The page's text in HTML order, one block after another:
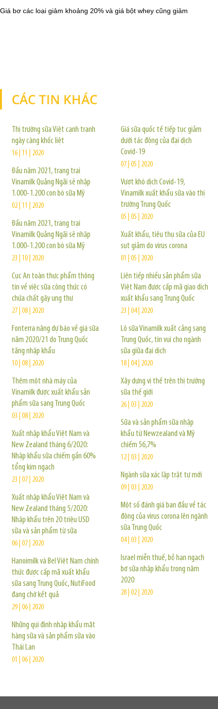
Giá bơ các loại giảm khoảng 20% và giá bột whey cũng giảm
CÁC TIN KHÁC
Thị trường sữa Việt cạnh tranh
ngày càng khốc liệt
16 | 11 | 2020
Đầu năm 2021, trang trại
Vinamilk Quảng Ngãi sẽ nhập
1.000-1.200 con bò sữa Mỹ
02 | 11 | 2020
Đầu năm 2021, trang trại
Vinamilk Quảng Ngãi sẽ nhập
1.000-1.200 con bò sữa Mỹ
23 | 10 | 2020
Cục An toàn thực phẩm thông
tin về việc sữa công thức có
chứa chất gây ung thư
27 | 08 | 2020
Fonterra nâng dự báo về giá sữa
năm 2020/21 do Trung Quốc
tăng nhập khẩu
10 | 08 | 2020
Thêm một nhà máy của
Vinamilk được xuất khẩu sản
phẩm sữa sang Trung Quốc
03 | 08 | 2020
Xuất nhập khẩu Việt Nam và
New Zealand tháng 6/2020:
Nhập khẩu sữa chiếm gần 60%
tổng kim ngạch
23 | 07 | 2020
Xuất nhập khẩu Việt Nam và
New Zealand tháng 5/2020:
Nhập khẩu trên 20 triệu USD
sữa và sản phẩm từ sữa
06 | 07 | 2020
Hanoimilk và Bel Việt Nam chính
thức được cấp mã xuất khẩu
sữa sang Trung Quốc, NutiFood
đang chờ kết quả
29 | 06 | 2020
Những qui định nhập khẩu mặt
hàng sữa và sản phẩm sữa vào
Thái Lan
01 | 06 | 2020
Giá sữa quốc tế tiếp tục giảm
dưới tác động của đại dịch
Covid-19
07 | 05 | 2020
Vượt khó dịch Covid-19,
Vinamilk xuất khẩu sữa vào thị
trường Trung Quốc
05 | 05 | 2020
Xuất khẩu, tiêu thụ sữa của EU
sụt giảm do virus corona
01 | 05 | 2020
Liên tiếp nhiều sản phẩm sữa
Việt Nam được cấp mã giao dịch
xuất khẩu sang Trung Quốc
23 | 04 | 2020
Lô sữa Vinamilk xuất cảng sang
Trung Quốc, tin vui cho ngành
sữa giữa đại dịch
18 | 04 | 2020
Xây dựng vị thế trên thị trường
sữa thế giới
26 | 03 | 2020
Sữa và sản phẩm sữa nhập
khẩu từ Newzealand và Mỹ
chiếm 56,7%
12 | 03 | 2020
Ngành sữa xác lập trật tự mới
09 | 03 | 2020
Một số đánh giá ban đầu về tác
động của virus corona lên ngành
sữa Trung Quốc
04 | 03 | 2020
Israel miễn thuế, bỏ hạn ngạch
bơ sữa nhập khẩu trong năm
2020
28 | 02 | 2020